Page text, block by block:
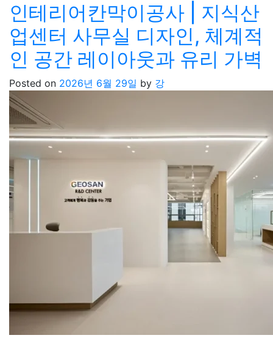
인테리어칸막이공사 | 지식산
업센터 사무실 디자인, 체계적
인 공간 레이아웃과 유리 가벽
Posted on 2026년 6월 29일 by 강